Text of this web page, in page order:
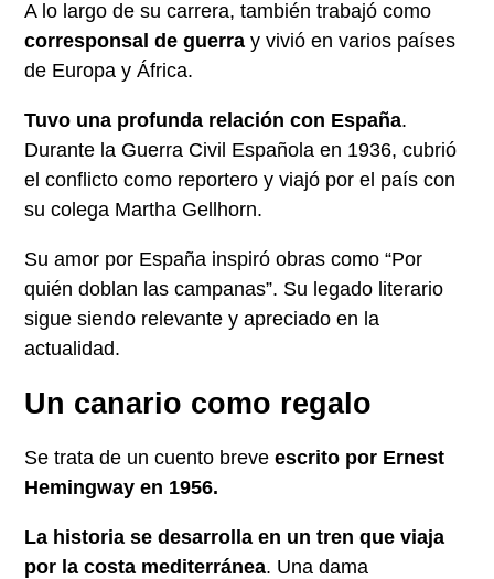
A lo largo de su carrera, también trabajó como
corresponsal de guerra y vivió en varios países
de Europa y África.
Tuvo una profunda relación con España.
Durante la Guerra Civil Española en 1936, cubrió
el conflicto como reportero y viajó por el país con
su colega Martha Gellhorn.
Su amor por España inspiró obras como “Por
quién doblan las campanas”. Su legado literario
sigue siendo relevante y apreciado en la
actualidad.
Un canario como regalo
Se trata de un cuento breveescrito por Ernest
Hemingway en 1956.
La historia se desarrolla en un tren que viaja
por la costa mediterránea. Una dama